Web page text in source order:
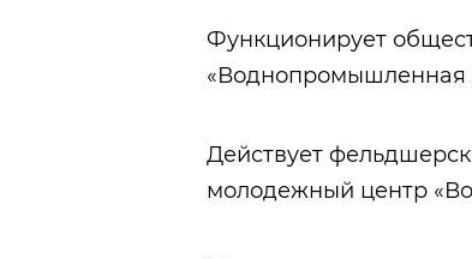
Функционирует
«Воднопромышленная
Действует
молодежный центр